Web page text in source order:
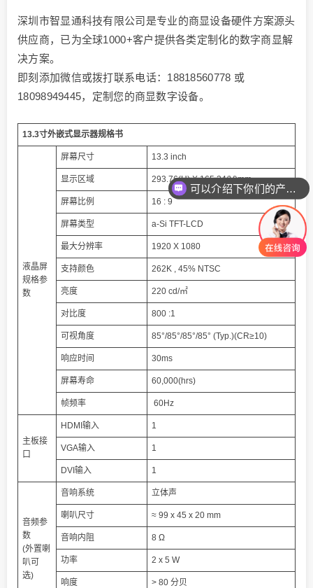
深圳市智显通科技有限公司是专业的商显设备硬件方案源头
供应商，已为全球1000+客户提供各类定制化的数字商显解
决方案。
即刻添加微信或拨打联系电话：18818560778 或
18098949445，定制您的商显数字设备。
13.3寸外嵌式显示器规格书
液晶屏
规格参
数
屏幕尺寸 13.3 inch
显示区域 293.76(H) X 165.24(V)mm
屏幕比例 16 : 9
屏幕类型 a-Si TFT-LCD
最大分辨率 1920 X 1080
支持颜色 262K , 45% NTSC
亮度 220 cd/㎡
对比度 800 :1
可视角度 85°/85°/85°/85° (Typ.)(CR≥10)
响应时间 30ms
屏幕寿命 60,000(hrs)
帧频率 60Hz
主板接
口
HDMI输入 1
VGA输入 1
DVI输入 1
音频参
数
(外置喇
叭可
选)
音响系统 立体声
喇叭尺寸 ≈ 99 x 45 x 20 mm
音响内阻 8 Ω
功率 2 x 5 W
响度 > 80 分贝